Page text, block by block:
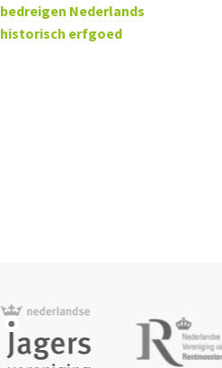
bedreigen Nederlands
historisch erfgoed